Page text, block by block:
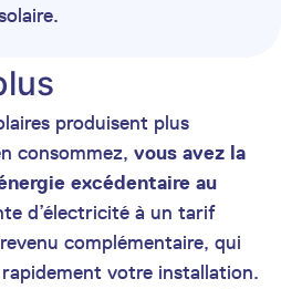
produisent plus
consommez, vous avez la
excédentaire au
d’électricité à un tarif
complémentaire, qui
votre installation.